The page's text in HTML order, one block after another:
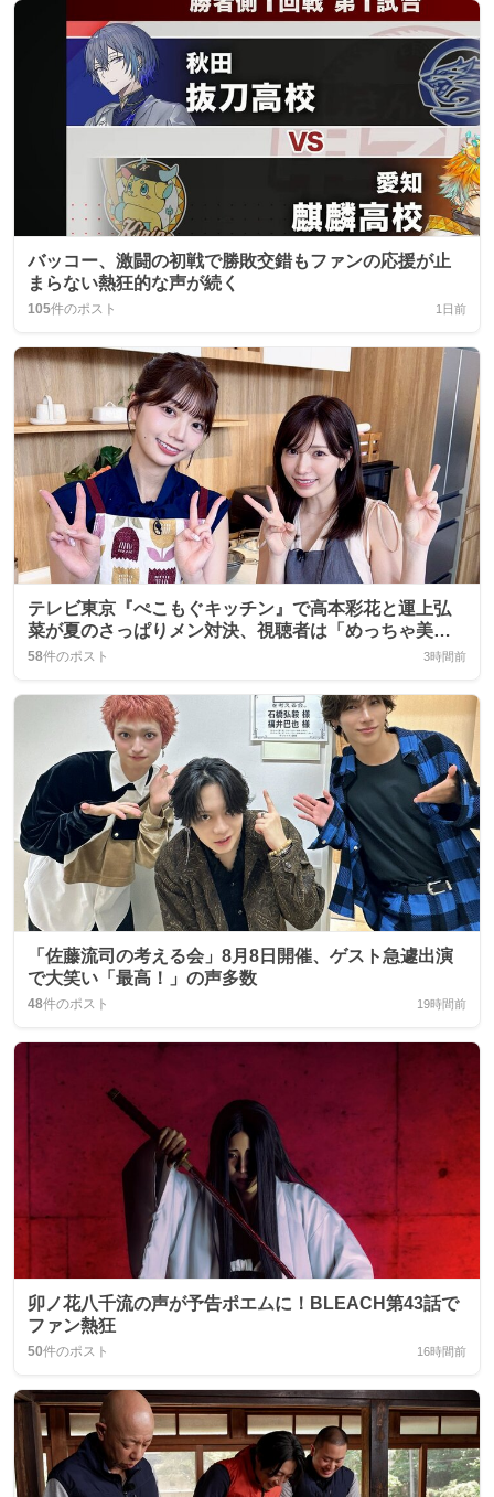
バッコー、激闘の初戦で勝敗交錯もファンの応援が止
まらない熱狂的な声が続く
105件のポスト 1日前
テレビ東京『ぺこもぐキッチン』で高本彩花と運上弘
菜が夏のさっぱりメン対決、視聴者は「めっちゃ美味
しそう」など熱狂
58件のポスト 3時間前
「佐藤流司の考える会」8月8日開催、ゲスト急遽出演
で大笑い「最高！」の声多数
48件のポスト 19時間前
卯ノ花八千流の声が予告ポエムに！BLEACH第43話で
ファン熱狂
50件のポスト 16時間前